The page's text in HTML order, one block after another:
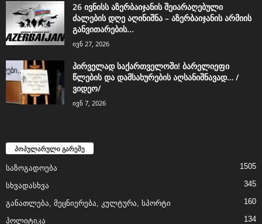
26 ივნისს აზერბაიჯანის შეიარაღებული
ძალების დღე აღინიშნა – აზერბაიჯანის არმიის
განვითარების...
ივნ 27, 2026
პირველად საქართველოში! ბარელიეფი
წლების და დამსახურების აღსანიშნავად… /
ვიდეო/
ივნ 7, 2026
პოპულარული გარეშე
საზოგადოება 1505
სხვადასხვა 345
განათლება, მეცნიერება, კულტურა, სპორტი 160
პოლიტიკა 134